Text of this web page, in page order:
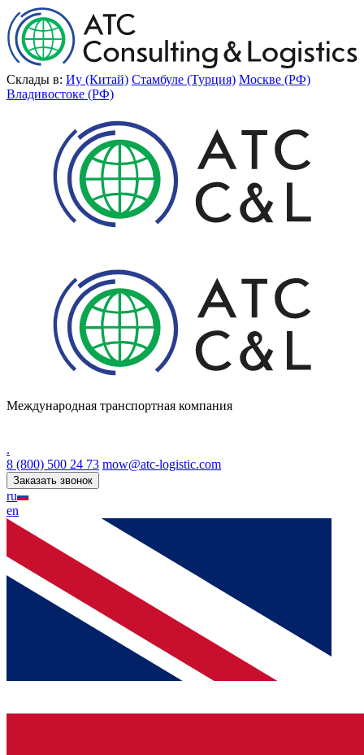
Склады в: Иу (Китай) Стамбуле (Турция) Москве (РФ)
Владивостоке (РФ)
Международная транспортная компания
.
8 (800) 500 24 73 mow@atc-logistic.com
Заказать звонок
ru
en